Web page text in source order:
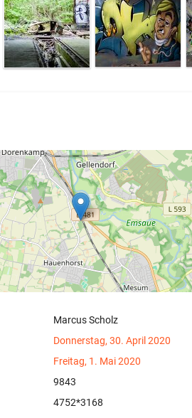
Marcus Scholz
Donnerstag, 30. April 2020
Freitag, 1. Mai 2020
9843
4752*3168